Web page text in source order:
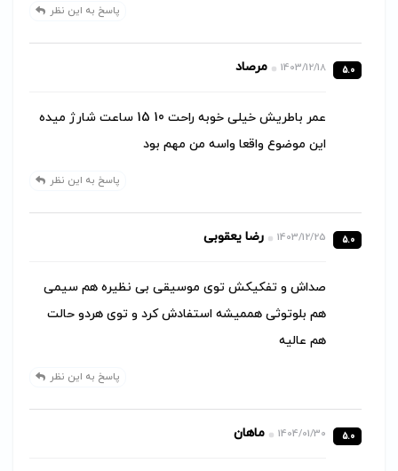
پاسخ به این نظر
5.0
1403/12/18 مرصاد
عمر باطریش خیلی خوبه راحت 10 15 ساعت شارژ میده
این موضوع واقعا واسه من مهم بود
پاسخ به این نظر
5.0
1403/12/25 رضا یعقوبی
صداش و تفکیکش توی موسیقی بی نظیره هم سیمی
هم بلوتوثی هممیشه استفادش کرد و توی هردو حالت
هم عالیه
پاسخ به این نظر
5.0
1404/01/30 ماهان